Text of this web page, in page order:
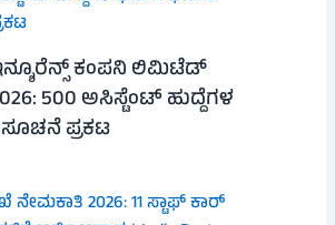
ಕಂಪನಿ ಲಿಮಿಟೆಡ್
500 ಅಸಿಸ್ಟೆಂಟ್ ಹುದ್ದೆಗಳ
ಪ್ರಕಟ